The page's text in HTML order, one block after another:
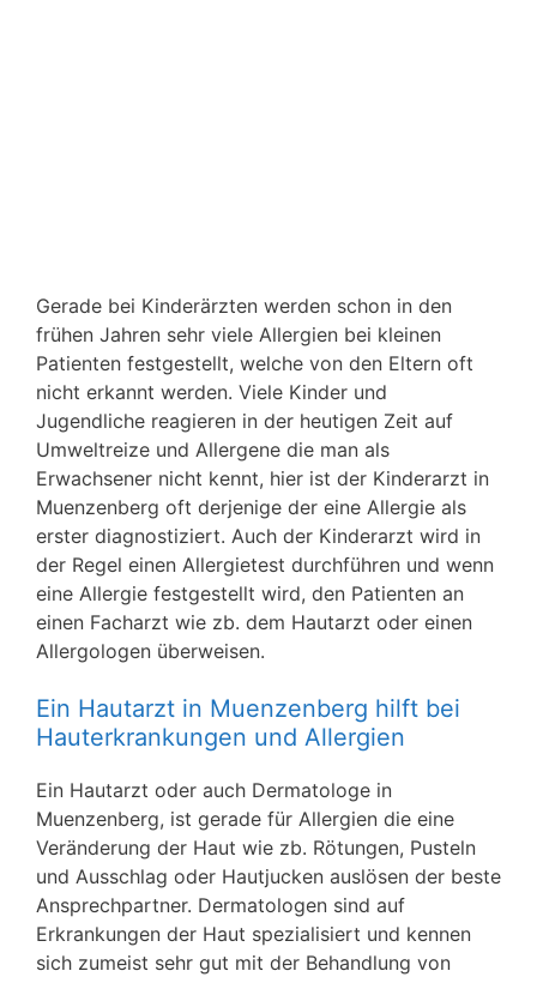
Gerade bei Kinderärzten werden schon in den
frühen Jahren sehr viele Allergien bei kleinen
Patienten festgestellt, welche von den Eltern oft
nicht erkannt werden. Viele Kinder und
Jugendliche reagieren in der heutigen Zeit auf
Umweltreize und Allergene die man als
Erwachsener nicht kennt, hier ist der Kinderarzt in
Muenzenberg oft derjenige der eine Allergie als
erster diagnostiziert. Auch der Kinderarzt wird in
der Regel einen Allergietest durchführen und wenn
eine Allergie festgestellt wird, den Patienten an
einen Facharzt wie zb. dem Hautarzt oder einen
Allergologen überweisen.
Ein Hautarzt in Muenzenberg hilft bei
Hauterkrankungen und Allergien
Ein Hautarzt oder auch Dermatologe in
Muenzenberg, ist gerade für Allergien die eine
Veränderung der Haut wie zb. Rötungen, Pusteln
und Ausschlag oder Hautjucken auslösen der beste
Ansprechpartner. Dermatologen sind auf
Erkrankungen der Haut spezialisiert und kennen
sich zumeist sehr gut mit der Behandlung von